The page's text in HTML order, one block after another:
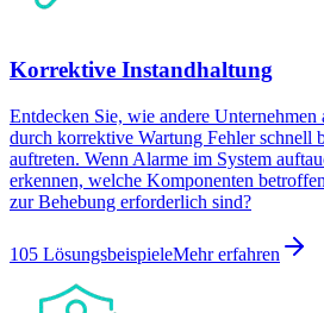
Korrektive Instandhaltung
Entdecken Sie, wie andere Unternehmen
durch korrektive Wartung Fehler schnell
auftreten. Wenn Alarme im System
erkennen, welche Komponenten
zur Behebung erforderlich sind?
105 LösungsbeispieleMehr erfahren